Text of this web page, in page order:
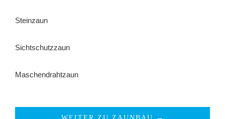
Steinzaun
Sichtschutzzaun
Maschendrahtzaun